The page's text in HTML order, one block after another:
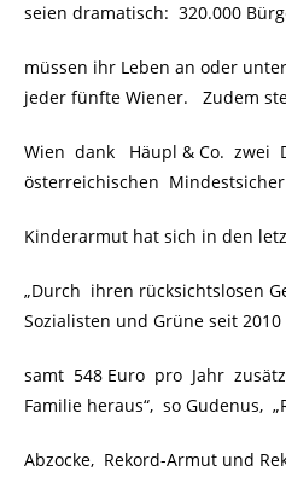
seien dramatisch: 320.000
müssen ihr Leben an oder
jeder fünfte Wiener. Zudem
Wien dank Häupl & Co. zwei
österreichischen
Kinderarmut hat sich in den
„Durch ihren rücksichtslosen
Sozialisten und Grüne seit 2010
samt 548 Euro pro Jahr
Familie heraus“, so Gudenus,
Abzocke, Rekord-Armut und